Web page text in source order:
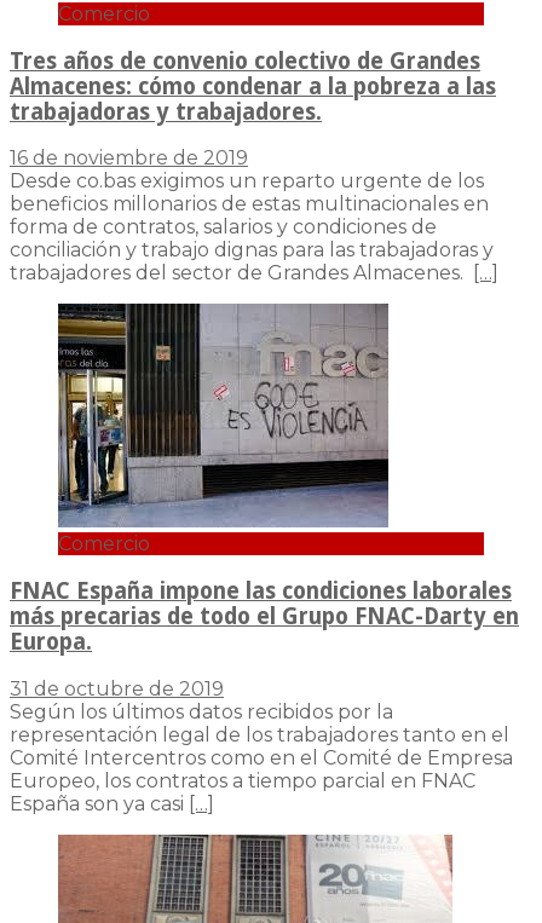
Comercio
Tres años de convenio colectivo de Grandes
Almacenes: cómo condenar a la pobreza a las
trabajadoras y trabajadores.
16 de noviembre de 2019
Desde co.bas exigimos un reparto urgente de los
beneficios millonarios de estas multinacionales en
forma de contratos, salarios y condiciones de
conciliación y trabajo dignas para las trabajadoras y
trabajadores del sector de Grandes Almacenes.
[…]
Comercio
FNAC España impone las condiciones laborales
más precarias de todo el Grupo FNAC-Darty en
Europa.
31 de octubre de 2019
Según los últimos datos recibidos por la
representación legal de los trabajadores tanto en el
Comité Intercentros como en el Comité de Empresa
Europeo, los contratos a tiempo parcial en FNAC
España son ya casi […]